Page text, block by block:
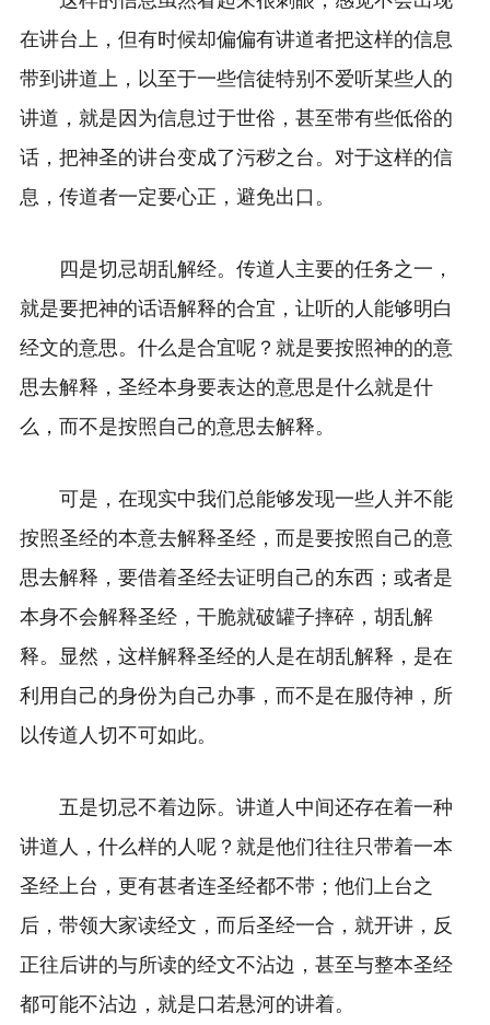
在讲台上，但有时候却偏偏有讲道者把这样的信息
带到讲道上，以至于一些信徒特别不爱听某些人的
讲道，就是因为信息过于世俗，甚至带有些低俗的
话，把神圣的讲台变成了污秽之台。对于这样的信
息，传道者一定要心正，避免出口。
四是切忌胡乱解经。传道人主要的任务之一，
就是要把神的话语解释的合宜，让听的人能够明白
经文的意思。什么是合宜呢？就是要按照神的的意
思去解释，圣经本身要表达的意思是什么就是什
么，而不是按照自己的意思去解释。
可是，在现实中我们总能够发现一些人并不能
按照圣经的本意去解释圣经，而是要按照自己的意
思去解释，要借着圣经去证明自己的东西；或者是
本身不会解释圣经，干脆就破罐子摔碎，胡乱解
释。显然，这样解释圣经的人是在胡乱解释，是在
利用自己的身份为自己办事，而不是在服侍神，所
以传道人切不可如此。
五是切忌不着边际。讲道人中间还存在着一种
讲道人，什么样的人呢？就是他们往往只带着一本
圣经上台，更有甚者连圣经都不带；他们上台之
后，带领大家读经文，而后圣经一合，就开讲，反
正往后讲的与所读的经文不沾边，甚至与整本圣经
都可能不沾边，就是口若悬河的讲着。